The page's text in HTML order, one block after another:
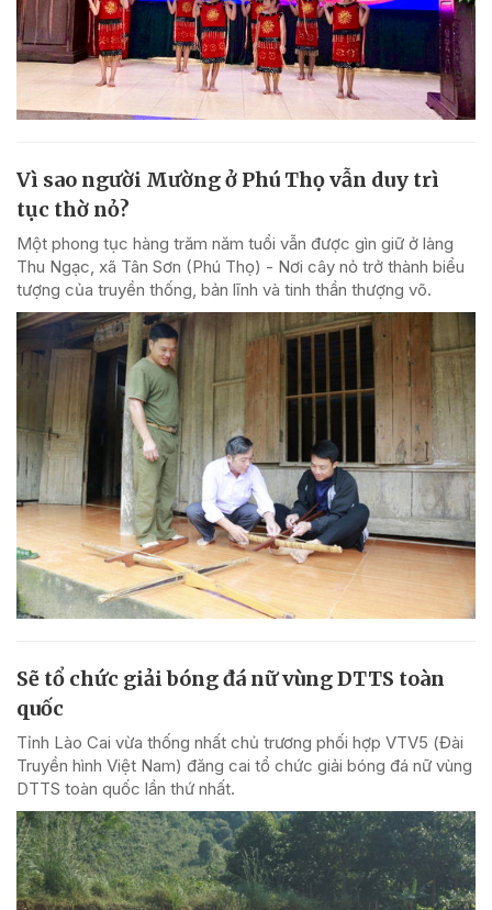
Vì sao người Mường ở Phú Thọ vẫn duy trì
tục thờ nỏ?
Một phong tục hàng trăm năm tuổi vẫn được gìn giữ ở làng
Thu Ngạc, xã Tân Sơn (Phú Thọ) - Nơi cây nỏ trở thành biểu
tượng của truyền thống, bản lĩnh và tinh thần thượng võ.
Sẽ tổ chức giải bóng đá nữ vùng DTTS toàn
quốc
Tỉnh Lào Cai vừa thống nhất chủ trương phối hợp VTV5 (Đài
Truyền hình Việt Nam) đăng cai tổ chức giải bóng đá nữ vùng
DTTS toàn quốc lần thứ nhất.